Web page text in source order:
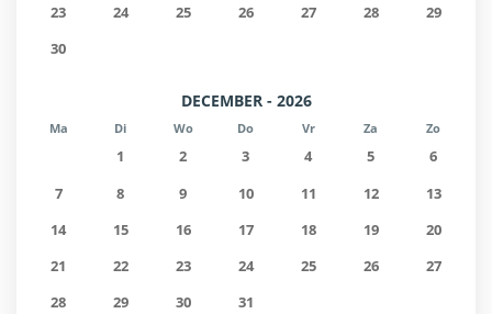
23
24 25 26 27 28
29
30
DECEMBER - 2026
Ma Di Wo Do Vr Za Zo
1 2 3 4 5
6
7
8 9 10 11 12
13
14
15 16 17 18 19
20
21
22 23 24 25 26
27
28
29 30 31